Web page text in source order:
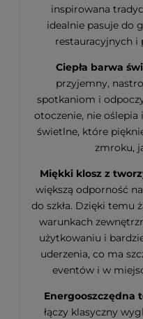
inspirowana
idealnie pasuje do
restauracyjnych i
Ciepła barwa
przyjemny,
spotkaniom i
otoczenie, nie
świetlne, które
zmroku,
Miękki klosz z
większą odporność
do szkła. Dzięki temu
warunkach
użytkowaniu i
uderzenia, co ma
eventów i w
Energooszczędna
łączy klasyczny